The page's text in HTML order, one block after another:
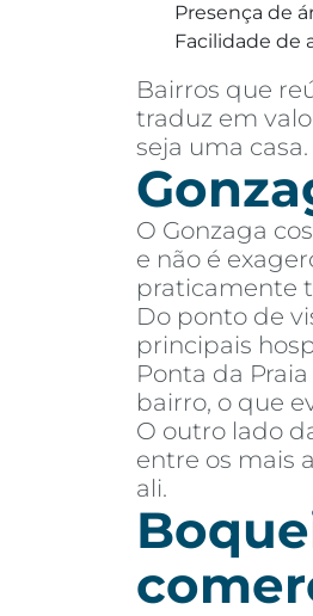
Presença de
Facilidade de
Bairros que
traduz em
seja uma casa.
O Gonzaga
e não é
praticamente
Do ponto de
principais
Ponta da
bairro, o que
O outro lado
entre os mais
ali.